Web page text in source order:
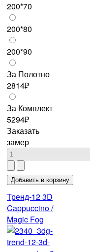
200*70
200*80
200*90
За Полотно
2814₽
За Комплект
5294₽
Заказать
замер
Тренд-12 3D
Cappuccino /
Magic Fog